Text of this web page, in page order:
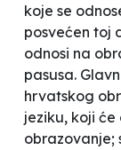
koje se
posvećen toj
odnosi na
pasusa.
hrvatskog
jeziku, koji će
obrazovanje;